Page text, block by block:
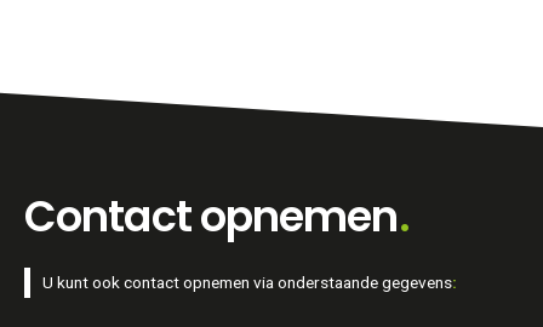
Contact opnemen.
U kunt ook contact opnemen via onderstaande gegevens: